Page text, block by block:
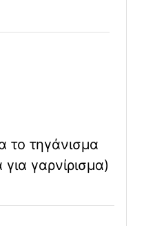
το τηγάνισμα
γαρνίρισμα)